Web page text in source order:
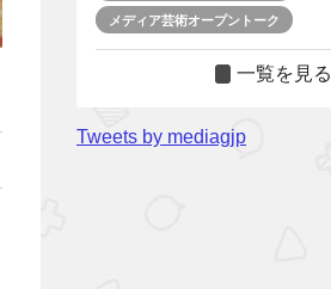
メディア芸術オープントーク
一覧を見る
Tweets by mediagjp